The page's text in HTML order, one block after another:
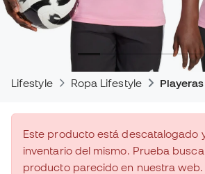
Lifestyle Ropa Lifestyle
Este producto está descatalogado
inventario del mismo. Prueba
producto parecido en nuestra web.